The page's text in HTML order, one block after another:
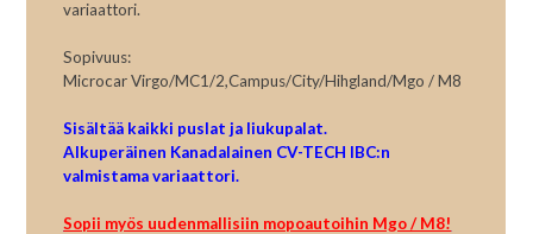
variaattori.
Sopivuus:
Microcar Virgo/MC1/2,Campus/City/Hihgland/Mgo / M8
Sisältää kaikki puslat ja liukupalat.
Alkuperäinen Kanadalainen CV-TECH IBC:n
valmistama variaattori.
Sopii myös uudenmallisiin mopoautoihin Mgo / M8!